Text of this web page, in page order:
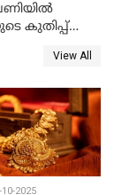
കുതിപ്പ്
View All
2025